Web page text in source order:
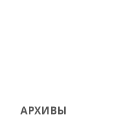
АРХИВЫ